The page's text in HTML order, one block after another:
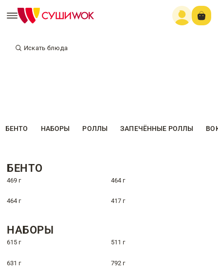
Искать блюда
БЕНТО НАБОРЫ РОЛЛЫ ЗАПЕЧЁННЫЕ РОЛЛЫ
БЕНТО
469 г 464 г
464 г 417 г
НАБОРЫ
615 г 511 г
631 г 792 г